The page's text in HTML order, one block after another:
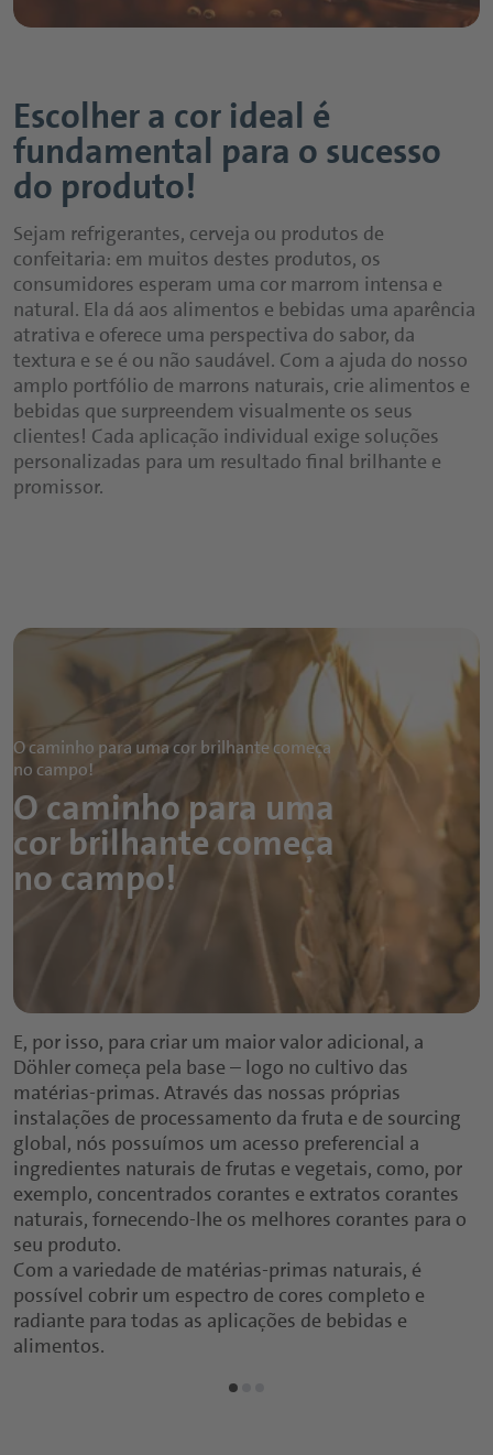
Escolher a cor ideal é
fundamental para o sucesso
do produto!
Sejam refrigerantes, cerveja ou produtos de
confeitaria: em muitos destes produtos, os
consumidores esperam uma cor marrom intensa e
natural. Ela dá aos alimentos e bebidas uma aparência
atrativa e oferece uma perspectiva do sabor, da
textura e se é ou não saudável. Com a ajuda do nosso
amplo portfólio de marrons naturais, crie alimentos e
bebidas que surpreendem visualmente os seus
clientes! Cada aplicação individual exige soluções
personalizadas para um resultado final brilhante e
promissor.
O caminho para uma cor brilhante começa
no campo!
O caminho para uma
cor brilhante começa
no campo!
E, por isso, para criar um maior valor adicional, a
Döhler começa pela base – logo no cultivo das
matérias-primas. Através das nossas próprias
instalações de processamento da fruta e de sourcing
global, nós possuímos um acesso preferencial a
ingredientes naturais de frutas e vegetais, como, por
exemplo, concentrados corantes e extratos corantes
naturais, fornecendo-lhe os melhores corantes para o
seu produto.
Com a variedade de matérias-primas naturais, é
possível cobrir um espectro de cores completo e
radiante para todas as aplicações de bebidas e
alimentos.